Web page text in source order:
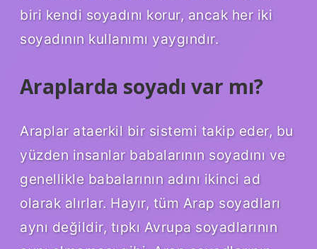
biri kendi soyadını korur, ancak her iki
soyadının kullanımı yaygındır.
Araplarda soyadı var mı?
Araplar ataerkil bir sistemi takip eder, bu
yüzden insanlar babalarının soyadını ve
genellikle babalarının adını ikinci ad
olarak alırlar. Hayır, tüm Arap soyadları
aynı değildir, tıpkı Avrupa soyadlarının